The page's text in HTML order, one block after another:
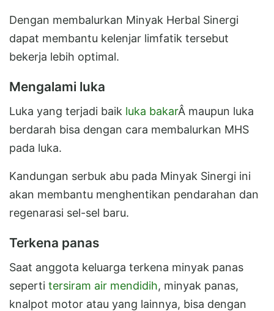
Dengan membalurkan Minyak Herbal Sinergi
dapat membantu kelenjar limfatik tersebut
bekerja lebih optimal.
Mengalami luka
Luka yang terjadi baik luka bakarÂ maupun luka
berdarah bisa dengan cara membalurkan MHS
pada luka.
Kandungan serbuk abu pada Minyak Sinergi ini
akan membantu menghentikan pendarahan dan
regenarasi sel-sel baru.
Terkena panas
Saat anggota keluarga terkena minyak panas
seperti tersiram air mendidih, minyak panas,
knalpot motor atau yang lainnya, bisa dengan